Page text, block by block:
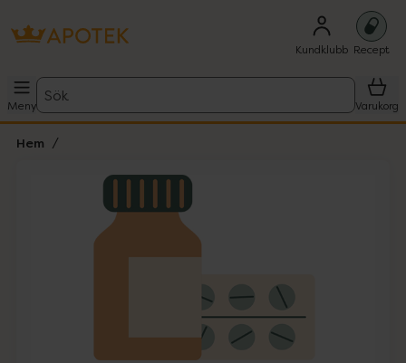
Kundklubb Recept
Meny
Sök
Varukorg
Hem
Lista: . Innehåller 1 objekt.